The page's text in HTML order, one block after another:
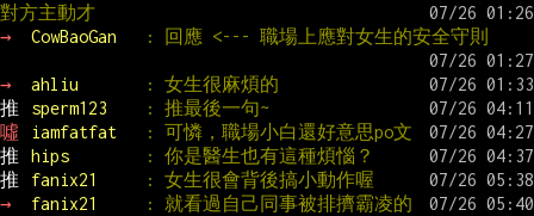
對方主動才
→
CowBaoGan : 回應 <--- 職場上應對女生的安全守則
→ ahliu
: 女生很麻煩的
推
sperm123
: 推最後一句~
噓
iamfatfat
: 可憐，職場小白還好意思po文
推
hips
: 你是醫生也有這種煩惱？
推
fanix21
: 女生很會背後搞小動作喔
→
fanix21
: 就看過自己同事被排擠霸凌的